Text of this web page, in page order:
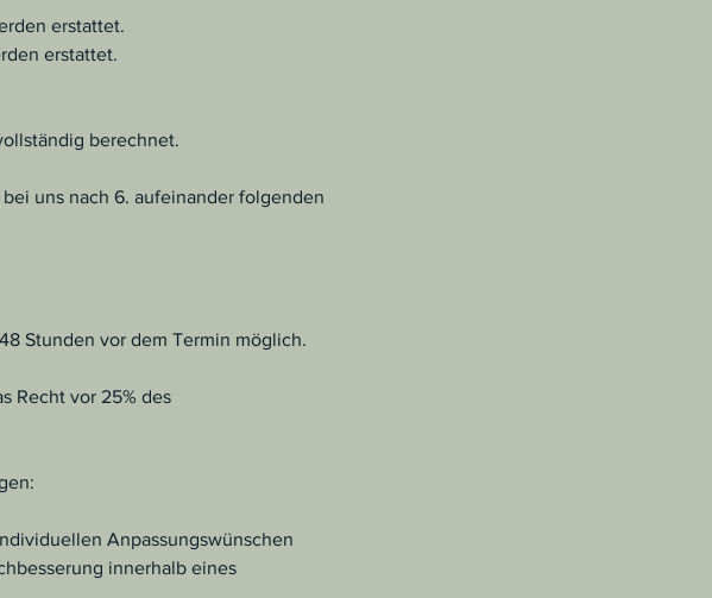
erstattet.
erstattet.
berechnet.
uns nach 6. aufeinander folgenden
Stunden vor dem Termin möglich.
Recht vor 25% des
Anpassungswünschen
innerhalb eines